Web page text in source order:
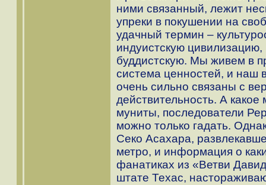
ними связанный, лежит
упреки в покушении на
удачный термин –
индуистскую
буддистскую. Мы живем в
система ценностей, и наш
очень сильно связаны с
действительность. А
муниты, последователи
можно только гадать.
Секо Асахара,
метро, и информация о
фанатиках из «Ветви
штате Техас,